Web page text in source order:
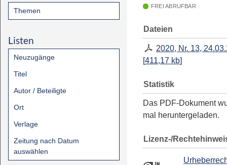
Themen
Listen
Neuzugänge
Titel
Autor / Beteiligte
Ort
Verlage
Zeitung nach Datum
auswählen
FREI ABRUFBAR
Dateien
2020, Nr. 13,
[411,17 kb]
Statistik
Das PDF-Dokument
mal heruntergeladen.
Lizenz-/